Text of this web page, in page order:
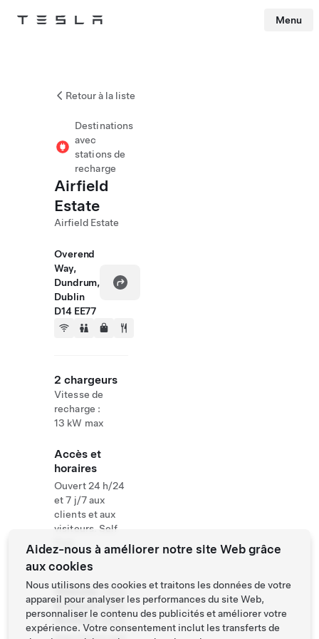
Tesla Menu
Retour à la liste
Destinations
avec
stations de
recharge
Airfield
Estate
Airfield Estate
Overend
Way,
Dundrum,
Dublin
D14 EE77
2 chargeurs
Vitesse de
recharge :
13 kW max
Accès et
horaires
Ouvert 24 h/24
et 7 j/7 aux
clients et aux
visiteurs. Self
Website
& Phone
Number
+353
1 969
6666
Aidez-nous à améliorer notre site Web grâce
aux cookies
Nous utilisons des cookies et traitons les données de votre
appareil pour analyser les performances du site Web,
personnaliser le contenu des publicités et améliorer votre
expérience. Votre consentement inclut les transferts de